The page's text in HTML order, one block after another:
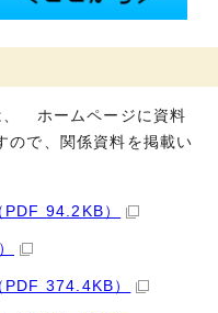
、 ホームページに資料
ので、関係資料を掲載い
94.2KB）
374.4KB）